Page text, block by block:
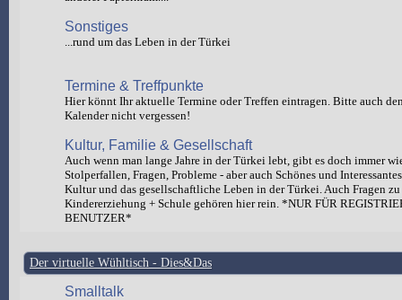
Sonstiges
...rund um das Leben in der Türkei
Termine & Treffpunkte
Hier könnt Ihr aktuelle Termine oder Treffen eintragen. Bitte auch
Kalender nicht vergessen!
Kultur, Familie & Gesellschaft
Auch wenn man lange Jahre in der Türkei lebt, gibt es doch immer
Stolperfallen, Fragen, Probleme - aber auch Schönes und
Kultur und das gesellschaftliche Leben in der Türkei. Auch Fragen
Kindererziehung + Schule gehören hier rein. *NUR FÜR
BENUTZER*
Der virtuelle Wühltisch - Dies&Das
Smalltalk